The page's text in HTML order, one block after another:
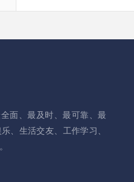
面、最及时、最可靠、最
、生活交友、工作学习、